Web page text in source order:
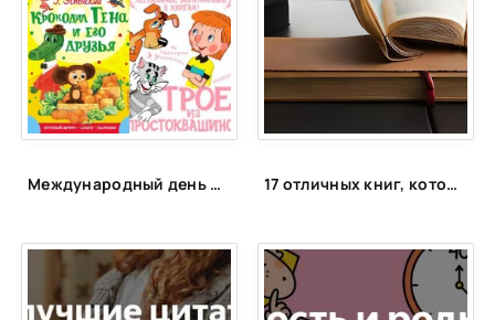
23
24
25
26
31
Международный день друзей | ЦБС Пожарского МО 17 отличных книг, которые вы могли пропустить. Что почитать интересного